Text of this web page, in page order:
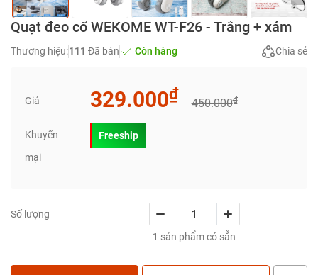
Quạt đeo cổ WEKOME WT-F26 - Trắng + xám
Thương hiệu:111 Đã bán Còn hàng Chia sẻ
Giá 329.000₫
450.000₫
Khuyến
mại
Freeship
Số lượng
1 sản phẩm có sẵn